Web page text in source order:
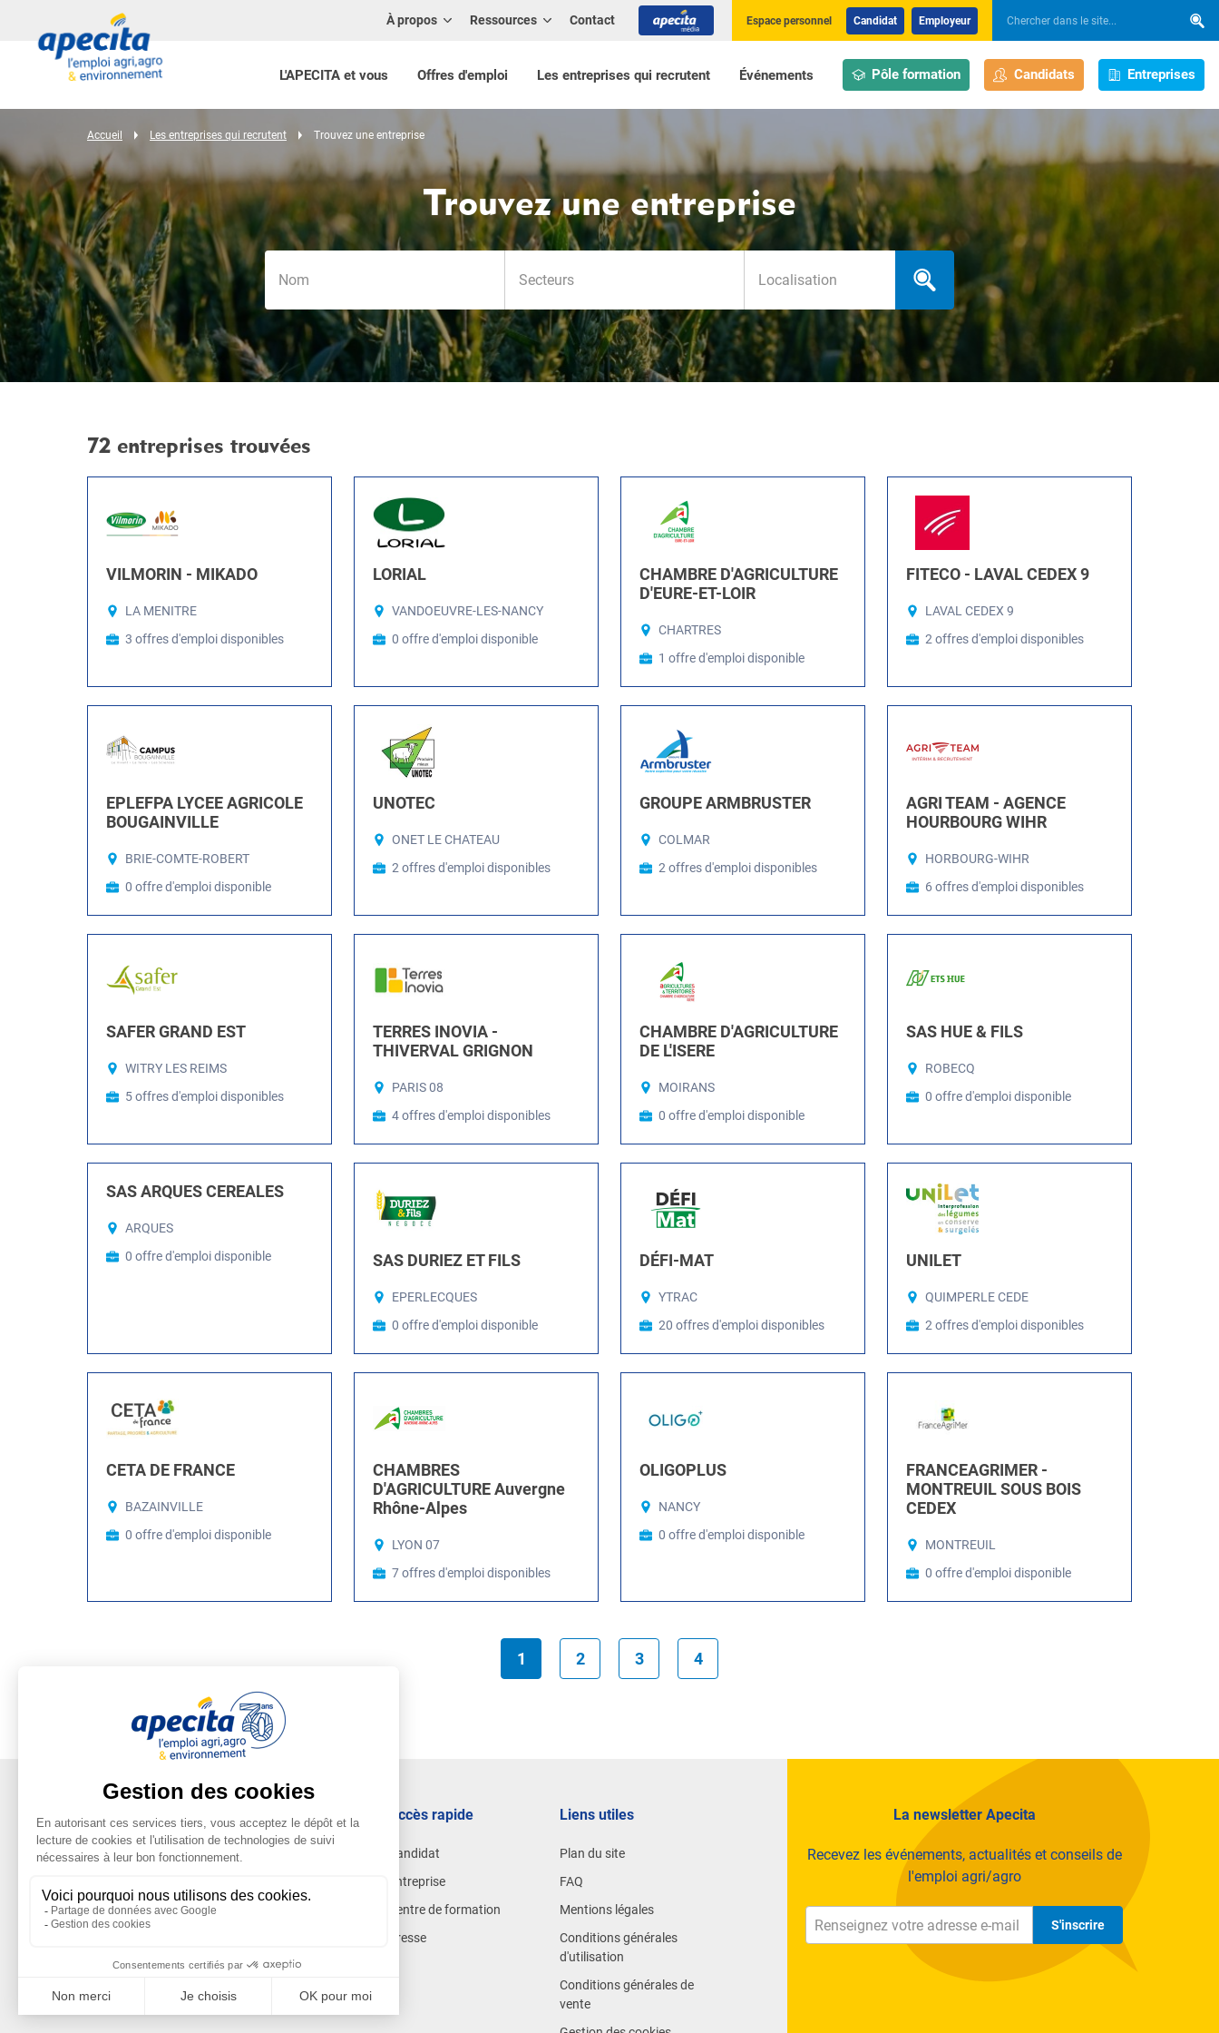
L'APECITA et vous Offres d'emploi Les entreprises qui recrutent Événements Pôle formation Candidats Entreprises
À propos Ressources Contact Espace personnel Candidat Employeur
Accueil Les entreprises qui recrutent Trouvez une entreprise
Trouvez une entreprise
72 entreprises trouvées
VILMORIN - MIKADO
LA MENITRE
3 offres d'emploi disponibles
LORIAL
VANDOEUVRE-LES-NANCY
0 offre d'emploi disponible
CHAMBRE D'AGRICULTURE
D'EURE-ET-LOIR
CHARTRES
1 offre d'emploi disponible
FITECO - LAVAL CEDEX 9
LAVAL CEDEX 9
2 offres d'emploi disponibles
EPLEFPA LYCEE AGRICOLE
BOUGAINVILLE
BRIE-COMTE-ROBERT
0 offre d'emploi disponible
UNOTEC
ONET LE CHATEAU
2 offres d'emploi disponibles
GROUPE ARMBRUSTER
COLMAR
2 offres d'emploi disponibles
AGRI TEAM - AGENCE
HOURBOURG WIHR
HORBOURG-WIHR
6 offres d'emploi disponibles
SAFER GRAND EST
WITRY LES REIMS
5 offres d'emploi disponibles
TERRES INOVIA -
THIVERVAL GRIGNON
PARIS 08
4 offres d'emploi disponibles
CHAMBRE D'AGRICULTURE
DE L'ISERE
MOIRANS
0 offre d'emploi disponible
SAS HUE & FILS
ROBECQ
0 offre d'emploi disponible
SAS ARQUES CEREALES
ARQUES
0 offre d'emploi disponible
SAS DURIEZ ET FILS
EPERLECQUES
0 offre d'emploi disponible
DÉFI-MAT
YTRAC
20 offres d'emploi disponibles
UNILET
QUIMPERLE CEDE
2 offres d'emploi disponibles
CETA DE FRANCE
BAZAINVILLE
0 offre d'emploi disponible
CHAMBRES
D'AGRICULTURE Auvergne
Rhône-Alpes
LYON 07
7 offres d'emploi disponibles
OLIGOPLUS
NANCY
0 offre d'emploi disponible
FRANCEAGRIMER -
MONTREUIL SOUS BOIS
CEDEX
MONTREUIL
0 offre d'emploi disponible
1 2 3 4
La newsletter Apecita
Recevez les événements, actualités et conseils de
l'emploi agri/agro
S'inscrire
Accès rapide
Candidat
Entreprise
Centre de formation
Presse
Liens utiles
Plan du site
FAQ
Mentions légales
Conditions générales
d'utilisation
Conditions générales de
vente